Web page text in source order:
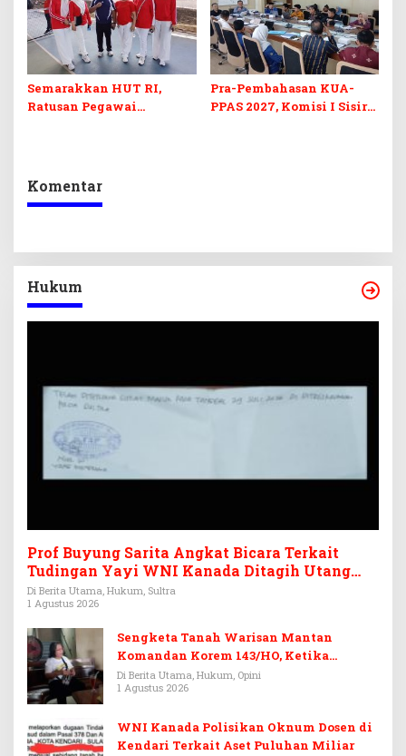
Semarakkan HUT RI,
Ratusan Pegawai
Pra-Pembahasan KUA-
PPAS 2027, Komisi I Sisir
Komentar
Hukum
Prof Buyung Sarita Angkat Bicara Terkait
Tudingan Yayi WNI Kanada Ditagih Utang
Rp3,6 Miliar
Di Berita Utama, Hukum, Sultra
1 Agustus 2026
Sengketa Tanah Warisan Mantan
Komandan Korem 143/HO, Ketika
Warisan Menjadi Arena Pemerasan
Di Berita Utama, Hukum, Opini
1 Agustus 2026
WNI Kanada Polisikan Oknum Dosen di
Kendari Terkait Aset Puluhan Miliar